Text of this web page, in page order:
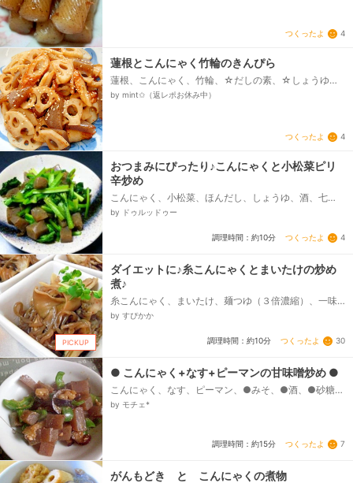
つくったよ 4
蓮根とこんにゃく竹輪のきんぴら
蓮根、こんにゃく、竹輪、☆だしの素、☆しょうゆ、
☆料理酒・みりん、☆さとう、いりごま、七味唐辛
by mint✩（返レポお休み中）
つくったよ 4
おつまみにぴったり♪こんにゃくと小松菜ピリ
辛炒め
こんにゃく、小松菜、ほんだし、しょうゆ、酒、七
味、ごま油
by ドゥルッドゥー
調理時間：約10分 つくったよ 4
PICKUP
ダイエットに♪糸こんにゃくとまいたけの炒め
煮♪
糸こんにゃく、まいたけ、麺つゆ（３倍濃縮）、一味
唐辛子、ごま油
by すぴかか
調理時間：約10分 つくったよ 30
● こんにゃく+なす+ピーマンの甘味噌炒め ●
こんにゃく、なす、ピーマン、●みそ、●酒、●砂糖、
●ほんだし、サラダ油
by モチェ*
調理時間：約15分 つくったよ 7
がんもどき と こんにゃくの煮物